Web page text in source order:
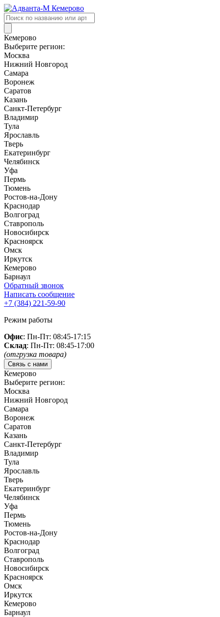
Поиск
товаров
Кемерово
Выберите регион:
Москва
Нижний Новгород
Самара
Воронеж
Саратов
Казань
Санкт-Петербург
Владимир
Тула
Ярославль
Тверь
Екатеринбург
Челябинск
Уфа
Пермь
Тюмень
Ростов-на-Дону
Краснодар
Волгоград
Ставрополь
Новосибирск
Красноярск
Омск
Иркутск
Кемерово
Барнаул
Обратный звонок
Написать сообщение
+7 (384) 221-59-90
Режим работы
Офис: Пн-Пт: 08:45-17:15
Склад: Пн-Пт: 08:45-17:00
(отгрузка товара)
Связь с нами
Кемерово
Выберите регион:
Москва
Нижний Новгород
Самара
Воронеж
Саратов
Казань
Санкт-Петербург
Владимир
Тула
Ярославль
Тверь
Екатеринбург
Челябинск
Уфа
Пермь
Тюмень
Ростов-на-Дону
Краснодар
Волгоград
Ставрополь
Новосибирск
Красноярск
Омск
Иркутск
Кемерово
Барнаул